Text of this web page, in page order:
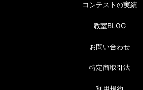
コンテストの実績
教室BLOG
お問い合わせ
特定商取引法
利用規約